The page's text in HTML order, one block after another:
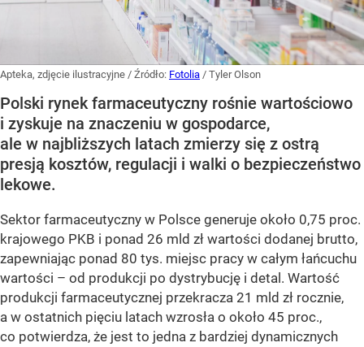
Apteka, zdjęcie ilustracyjne / Źródło: Fotolia / Tyler Olson
Polski rynek farmaceutyczny rośnie wartościowo
i zyskuje na znaczeniu w gospodarce,
ale w najbliższych latach zmierzy się z ostrą
presją kosztów, regulacji i walki o bezpieczeństwo
lekowe.
Sektor farmaceutyczny w Polsce generuje około 0,75 proc.
krajowego PKB i ponad 26 mld zł wartości dodanej brutto,
zapewniając ponad 80 tys. miejsc pracy w całym łańcuchu
wartości – od produkcji po dystrybucję i detal. Wartość
produkcji farmaceutycznej przekracza 21 mld zł rocznie,
a w ostatnich pięciu latach wzrosła o około 45 proc.,
co potwierdza, że jest to jedna z bardziej dynamicznych